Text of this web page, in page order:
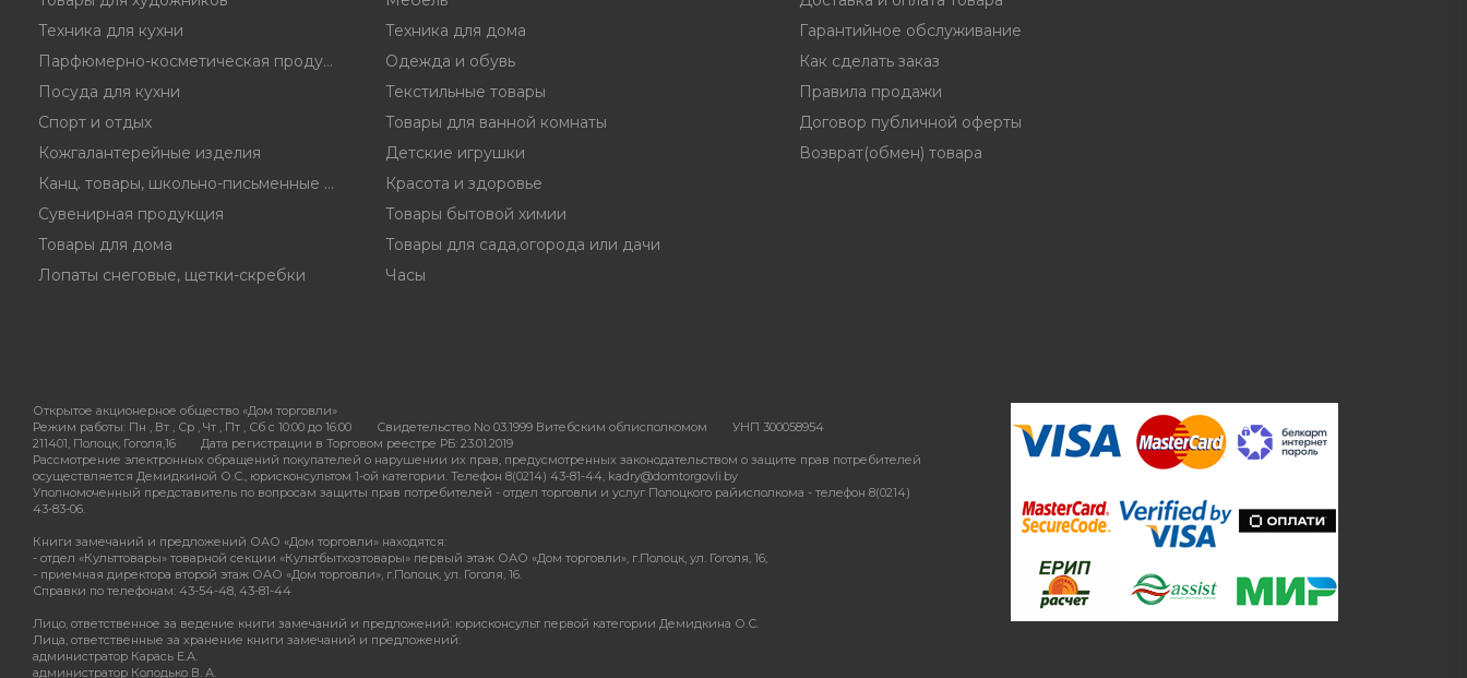
Техника для кухни
Техника для дома
Парфюмерно-косметическая продукция
Одежда и обувь
Посуда для кухни
Текстильные товары
Спорт и отдых
Товары для ванной комнаты
Кожгалантерейные изделия
Детские игрушки
Канц. товары, школьно-письменные принадл.
Красота и здоровье
Сувенирная продукция
Товары бытовой химии
Товары для дома
Товары для сада,огорода или дачи
Лопаты снеговые, щетки-скребки
Часы
Гарантийное обслуживание
Как сделать заказ
Правила продажи
Договор публичной оферты
Возврат(обмен) товара
Открытое акционерное общество «Дом торговли»
Режим работы: Пн , Вт , Ср , Чт , Пт , Сб c 10:00 до 16:00 Свидетельство No 03.1999 Витебским облисполкомом
УНП 300058954
211401, Полоцк, Гоголя,16
Дата регистрации в Торговом реестре РБ: 23.01.2019
Рассмотрение электронных обращений покупателей о нарушении их прав, предусмотренных законодательством о защите прав потребителей
осуществляется Демидкиной О.С., юрисконсультом 1-ой категории. Телефон 8(0214) 43-81-44, kadry@domtorgovli.by
Уполномоченный представитель по вопросам защиты прав потребителей - отдел торговли и услуг Полоцкого райисполкома - телефон 8(0214)
43-83-06.
Книги замечаний и предложений ОАО «Дом торговли» находятся:
- отдел «Культтовары» товарной секции «Культбытхозтовары» первый этаж ОАО «Дом торговли», г.Полоцк, ул. Гоголя, 16;
- приемная директора второй этаж ОАО «Дом торговли», г.Полоцк, ул. Гоголя, 16.
Справки по телефонам: 43-54-48, 43-81-44
Лицо, ответственное за ведение книги замечаний и предложений: юрисконсульт первой категории Демидкина О.С.
Лица, ответственные за хранение книги замечаний и предложений:
администратор Карась Е.А.
администратор Колодько В. А.